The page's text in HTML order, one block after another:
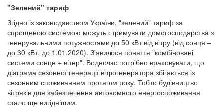
"Зелений" тариф
Згідно із законодавством України, "зелений" тариф за
спрощеною системою можуть отримувати домогосподарства з
генерувальними потужностями до 50 кВт від вітру (від сонця –
до 30 кВт, до 1.01.2020). З'явилося поняття "комбіновані
системи сонце + вітер". Водночас потрібно враховувати, що
діаграма сезонної генерації вітрогенератора збігається із
сезонним споживанням протягом року. Тобто будівництво
вітряків для забезпечення автономного енергоспоживання
стало ще вигіднішим.